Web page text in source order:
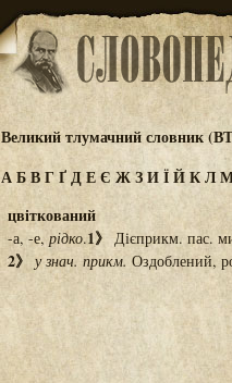
Великий тлумачний словник
АБВГҐДЕЄ ЖЗИЇЙКЛ
цвіткований
-а, -е, рідко.1》 Дієприкм. пас.
2》 у знач. прикм. Оздоблений,